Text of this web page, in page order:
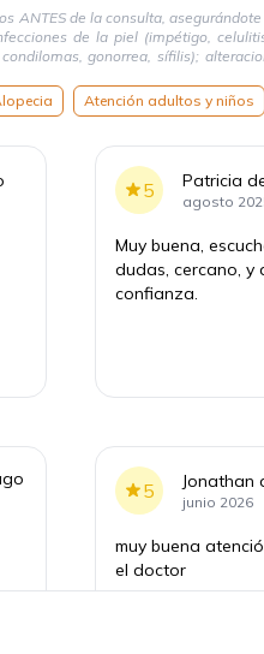
ANTES de la consulta,
de la piel (impétigo,
gonorrea, sífilis);
🔍
Atención adultos y niños
5 Patricia
agosto
Muy buena,
dudas, cercano, y
confianza.
5 Jonathan
junio 2026
muy buena
el doctor